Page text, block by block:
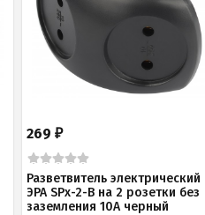
269₽
Разветвитель электрический
ЭРА SPx-2-B на 2 розетки без
заземления 10А черный